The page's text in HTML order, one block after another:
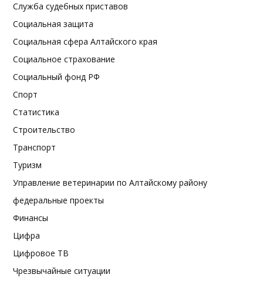
Служба судебных приставов
Социальная защита
Социальная сфера Алтайского края
Социальное страхование
Социальный фонд РФ
Спорт
Статистика
Строительство
Транспорт
Туризм
Управление ветеринарии по Алтайскому району
федеральные проекты
Финансы
Цифра
Цифровое ТВ
Чрезвычайные ситуации